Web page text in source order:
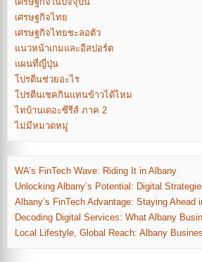
เศรษฐกิจไทย
เศรษฐกิจไทยชะลอตัว
แนวหน้าเกมและอีสปอร์ต
แผนที่ญี่ปุ่น
โปรตีนช่วยอะไร
โปรตีนเชคกินแทนข้าวได้ไหม
ไทบ้านเดอะซีรีส์ ภาค 2
ไม่มีหมวดหมู่
WA’s FinTech Wave: Riding It in Albany
Unlocking Albany’s Potential: Digital
Albany’s FinTech Advantage: Staying Ahead
Decoding Digital Services: What Albany
Local Lifestyle, Global Reach: Albany